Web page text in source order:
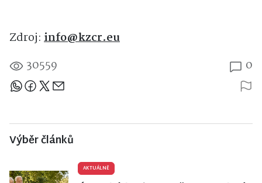
Zdroj: info@kzcr.eu
30559
0
Sdílejte článek
Výběr článků
AKTUÁLNĚ